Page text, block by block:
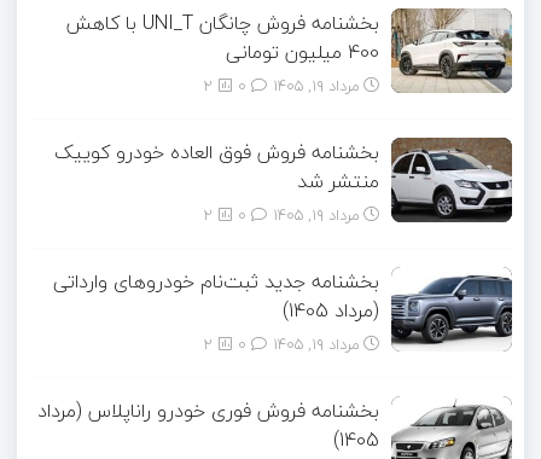
بخشنامه فروش چانگان UNI_T با کاهش
400 میلیون تومانی
مرداد ۱۹, ۱۴۰۵ 2
بخشنامه فروش فوق العاده خودرو کوییک
منتشر شد
مرداد ۱۹, ۱۴۰۵ 2
بخشنامه جدید ثبت‌نام خودروهای وارداتی
(مرداد 1405)
مرداد ۱۹, ۱۴۰۵ 2
بخشنامه فروش فوری خودرو راناپلاس (مرداد
1405)